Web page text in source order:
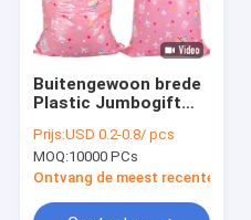
Buitengewoon brede
Plastic Jumbogift
voor Hotsealed
Babydouche
Prijs:USD 0.2-0.8/ pcs
MOQ:10000 PCs
Ontvang de meest recente Prijs